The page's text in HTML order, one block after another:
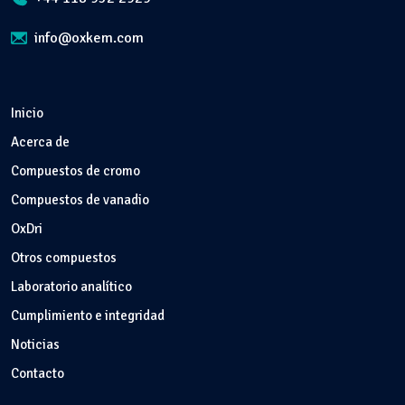
info@oxkem.com
Inicio
Acerca de
Compuestos de cromo
Compuestos de vanadio
OxDri
Otros compuestos
Laboratorio analítico
Cumplimiento e integridad
Noticias
Contacto